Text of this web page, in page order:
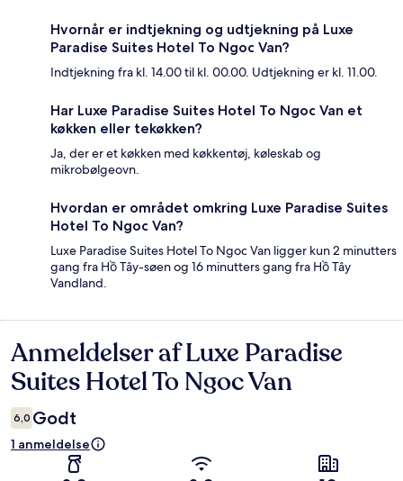
Hvornår er indtjekning og udtjekning på Luxe
Paradise Suites Hotel To Ngoc Van?
Indtjekning fra kl. 14.00 til kl. 00.00. Udtjekning er kl. 11.00.
Har Luxe Paradise Suites Hotel To Ngoc Van et
køkken eller tekøkken?
Ja, der er et køkken med køkkentøj, køleskab og
mikrobølgeovn.
Hvordan er området omkring Luxe Paradise Suites
Hotel To Ngoc Van?
Luxe Paradise Suites Hotel To Ngoc Van ligger kun 2 minutters
gang fra Hồ Tây-søen og 16 minutters gang fra Hồ Tây
Vandland.
Anmeldelser
Anmeldelser af Luxe Paradise
Suites Hotel To Ngoc Van
6,0 Godt
1 anmeldelse